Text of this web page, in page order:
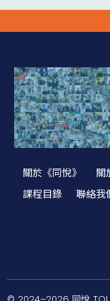
關於《同悅》 關
課程目錄
聯絡我